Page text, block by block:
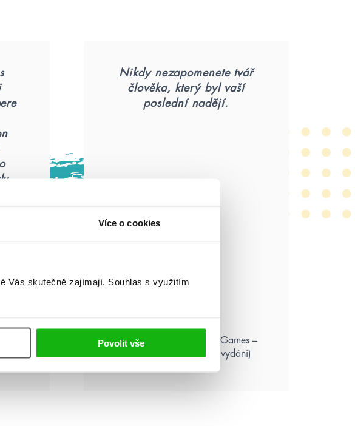
Více o cookies
Vás skutečně zajímají. Souhlas s využitím
Povolit vše
Nikdy nezapomenete tvář
člověka, který byl vaší
poslední nadějí.
Suzanne Collins: Hunger Games –
Aréna smrti (ilustrované vydání)